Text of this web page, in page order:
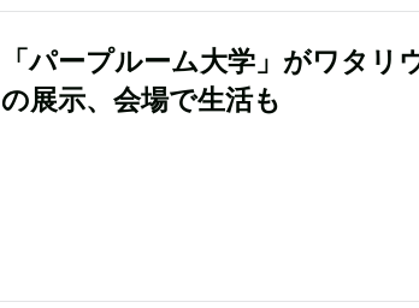
「パープルーム大学」がワタ
の展示、会場で生活も